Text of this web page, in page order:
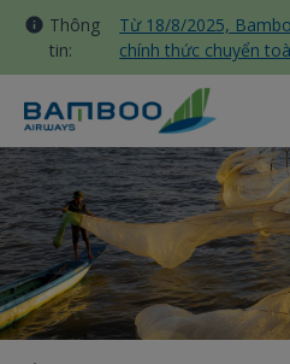
Thông
tin:
Từ 18/8/2025,
chính thức chuyển
bay nội địa sang nhà
Sơn Nhất
Cà Mau - Bamboo